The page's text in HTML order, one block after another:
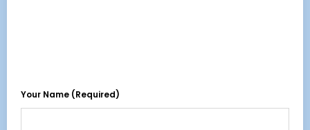
Your Name (required)